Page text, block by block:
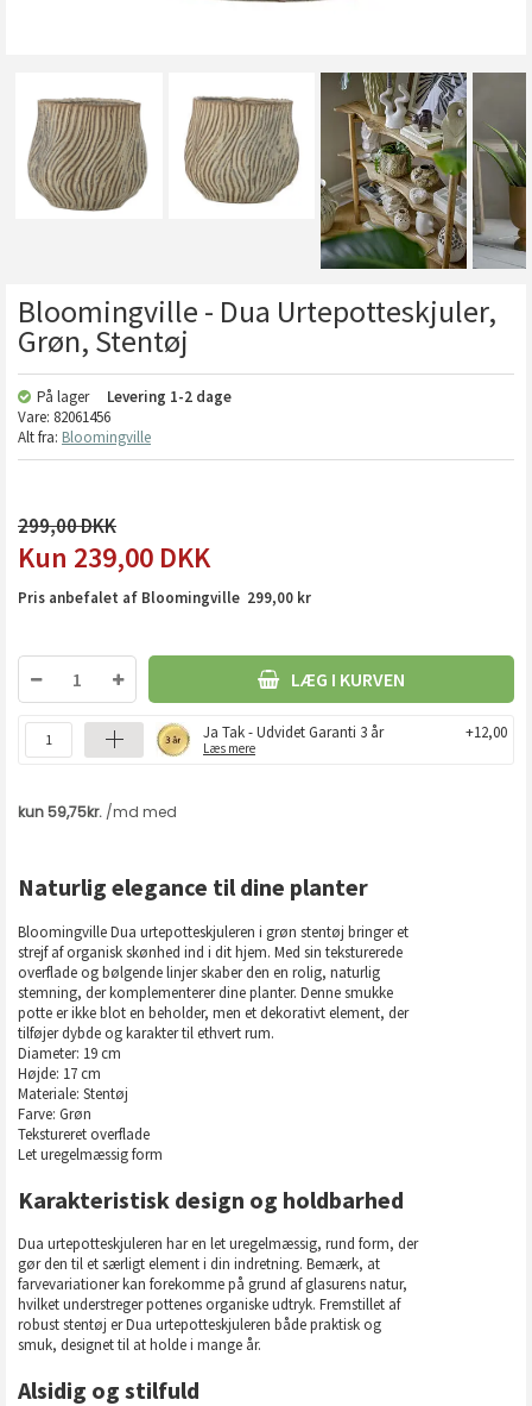
Bloomingville - Dua Urtepotteskjuler,
Grøn, Stentøj
På lager Levering 1-2 dage
Vare: 82061456
Alt fra: Bloomingville
299,00
239,00 DKK
Pris anbefalet af Bloomingville 299,00 kr
LÆG I KURVEN
Ja Tak - Udvidet Garanti 3 år
Læs mere
+12,00
Naturlig elegance til dine planter
Bloomingville Dua urtepotteskjuleren i grøn stentøj bringer et
strejf af organisk skønhed ind i dit hjem. Med sin teksturerede
overflade og bølgende linjer skaber den en rolig, naturlig
stemning, der komplementerer dine planter. Denne smukke
potte er ikke blot en beholder, men et dekorativt element, der
tilføjer dybde og karakter til ethvert rum.
Diameter: 19 cm
Højde: 17 cm
Materiale: Stentøj
Farve: Grøn
Tekstureret overflade
Let uregelmæssig form
Karakteristisk design og holdbarhed
Dua urtepotteskjuleren har en let uregelmæssig, rund form, der
gør den til et særligt element i din indretning. Bemærk, at
farvevariationer kan forekomme på grund af glasurens natur,
hvilket understreger pottenes organiske udtryk. Fremstillet af
robust stentøj er Dua urtepotteskjuleren både praktisk og
smuk, designet til at holde i mange år.
Alsidig og stilfuld